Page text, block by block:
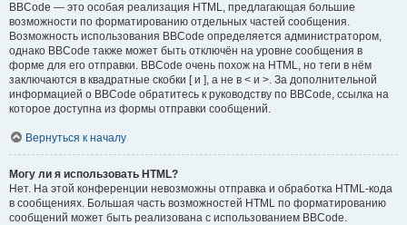
BBCode — это особая реализация HTML, предлагающая большие
возможности по форматированию отдельных частей сообщения.
Возможность использования BBCode определяется администратором,
однако BBCode также может быть отключён на уровне сообщения в
форме для его отправки. BBCode очень похож на HTML, но теги в нём
заключаются в квадратные скобки [ и ], а не в < и >. За дополнительной
информацией о BBCode обратитесь к руководству по BBCode, ссылка на
которое доступна из формы отправки сообщений.
Вернуться к началу
Могу ли я использовать HTML?
Нет. На этой конференции невозможны отправка и обработка HTML-кода
в сообщениях. Большая часть возможностей HTML по форматированию
сообщений может быть реализована с использованием BBCode.